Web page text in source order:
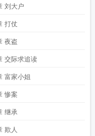
刘大户
打仗
夜盗
交际求追读
富家小姐
惨案
继承
欺人